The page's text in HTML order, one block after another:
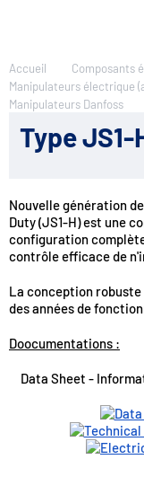
Accueil
Composants
Manipulateurs électrique
Manipulateurs Danfoss
Type JS1-
Nouvelle génération
Duty (JS1-H) est une
configuration
contrôle efficace de
La conception
des années de
Doocumentations :
Data Sheet -